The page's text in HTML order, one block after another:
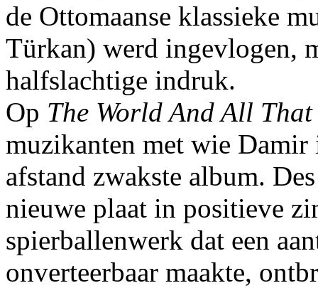
de Ottomaanse klassieke
Türkan) werd ingevlogen,
halfslachtige indruk.
Op The World And All
muzikanten met wie
afstand zwakste album.
nieuwe plaat in positieve
spierballenwerk dat een
onverteerbaar maakte,